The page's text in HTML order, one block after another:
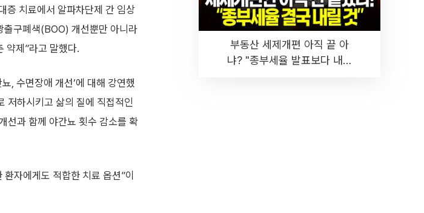
증 치료에서 알파차단제 간 임상
출구폐색(BOO) 개선뿐만 아니라
약제”라고 말했다.
, 수면장애 개선’에 대해 강연했
저하시키고 삶의 질에 직접적인
선과 함께 야간뇨 횟수 감소를 확
자에게도 적합한 치료 옵션”이
부동산 세제개편 아직 끝 아
냐? "종부세율 발표보다 내릴